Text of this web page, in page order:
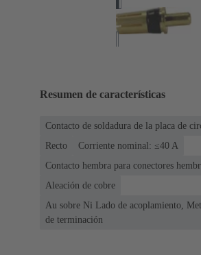
Resumen de características
Contacto de soldadura de la placa de
Recto
Corriente nominal: ≤40 A
Contacto hembra para conectores
Aleación de cobre
Au sobre Ni Lado de acoplamiento,
de terminación